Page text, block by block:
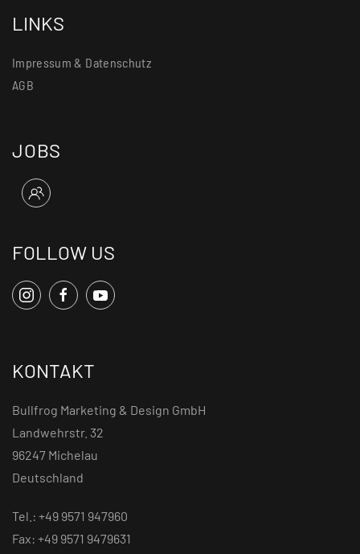
LINKS
Impressum & Datenschutz
AGB
JOBS
FOLLOW US
KONTAKT
Bullfrog Marketing & Design GmbH
Landwehrstr. 32
96247 Michelau
Deutschland
Tel.: +49 9571 947960
Fax: +49 9571 9479631